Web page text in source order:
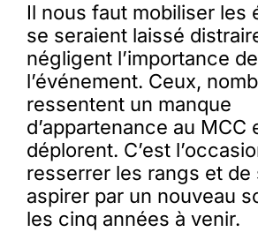
Il nous faut mobiliser les
se seraient laissé
négligent l’importance de
l’événement. Ceux,
ressentent un manque
d’appartenance au MCC
déplorent. C’est
resserrer les rangs et de
aspirer par un nouveau
les cinq années à venir.